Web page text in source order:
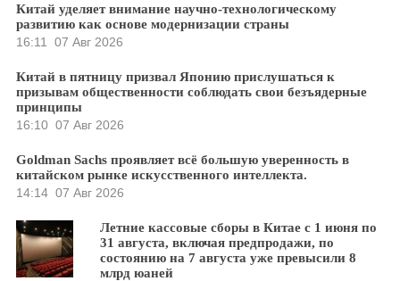
Китай уделяет внимание научно-технологическому
развитию как основе модернизации страны
16:11
07 Авг 2026
Китай в пятницу призвал Японию прислушаться к
призывам общественности соблюдать свои безъядерные
принципы
16:10 07 Авг 2026
Goldman Sachs проявляет всё большую уверенность в
китайском рынке искусственного интеллекта.
14:14 07 Авг 2026
Летние кассовые сборы в Китае с 1 июня по
31 августа, включая предпродажи, по
состоянию на 7 августа уже превысили 8
млрд юаней